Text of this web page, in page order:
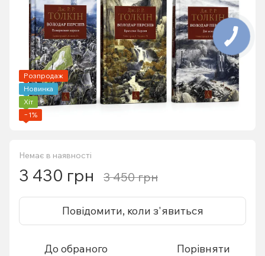
Розпродаж
Новинка
Хіт
−1%
Немає в наявності
3 430 грн 3 450 грн
Повідомити, коли з'явиться
До обраного Порівняти